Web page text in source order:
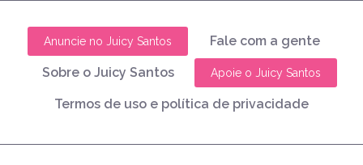
Anuncie no Juicy Santos Fale com a gente
Sobre o Juicy Santos Apoie o Juicy Santos
Termos de uso e política de privacidade